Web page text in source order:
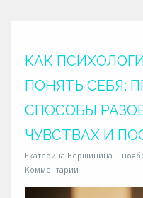
КАК
ПОНЯТЬ СЕБЯ:
СПОСОБЫ
ЧУВСТВАХ И
Екатерина Вершинина
Комментарии